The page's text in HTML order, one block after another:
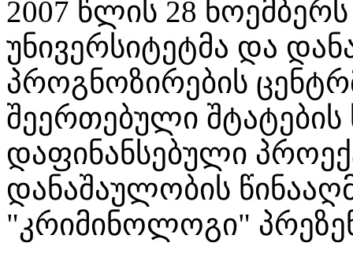
2007 წლის 28
უნივერსიტეტმა და
პროგნოზირების
შეერთებული
დაფინანსებული
დანაშაულობის
"კრიმინოლოგი"